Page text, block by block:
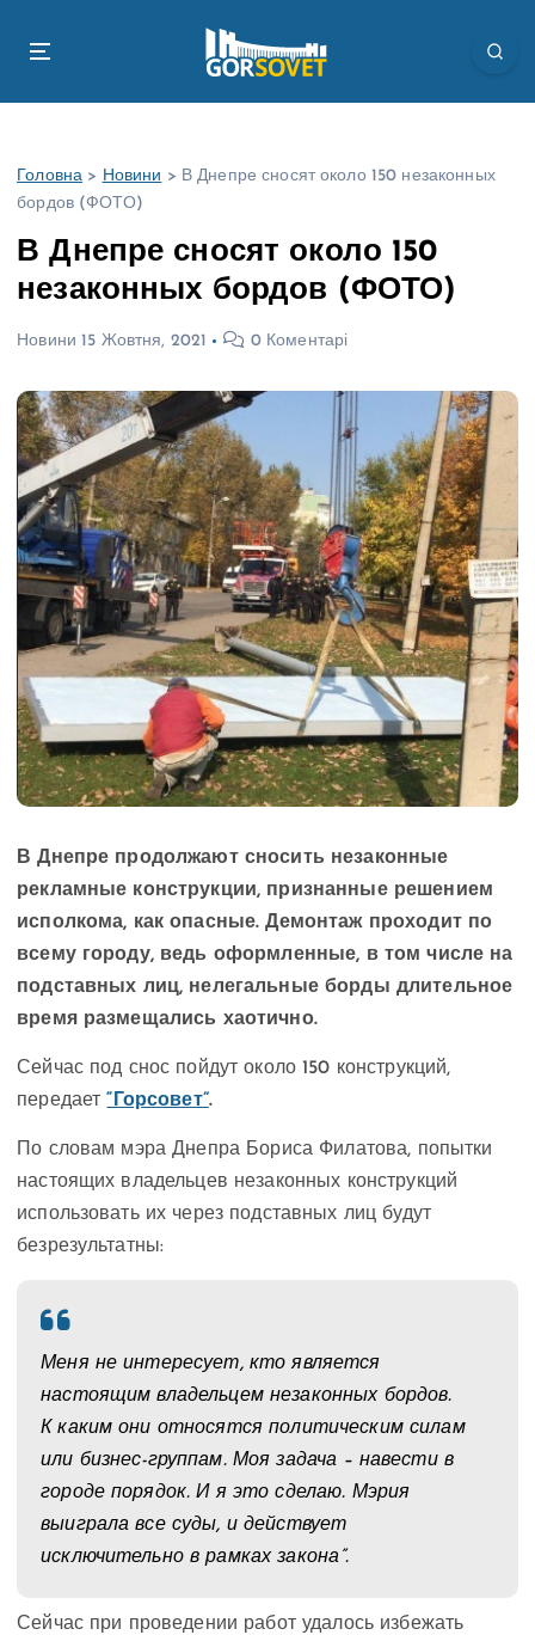
Головна > Новини > В Днепре сносят около 150 незаконных
бордов (ФОТО)
В Днепре сносят около 150
незаконных бордов (ФОТО)
Новини 15 Жовтня, 2021 0 Коментарі
В Днепре продолжают сносить незаконные
рекламные конструкции, признанные решением
исполкома, как опасные. Демонтаж проходит по
всему городу, ведь оформленные, в том числе на
подставных лиц, нелегальные борды длительное
время размещались хаотично.
Сейчас под снос пойдут около 150 конструкций,
передает “Горсовет”.
По словам мэра Днепра Бориса Филатова, попытки
настоящих владельцев незаконных конструкций
использовать их через подставных лиц будут
безрезультатны:
Меня не интересует, кто является
настоящим владельцем незаконных бордов.
К каким они относятся политическим силам
или бизнес-группам. Моя задача – навести в
городе порядок. И я это сделаю. Мэрия
выиграла все суды, и действует
исключительно в рамках закона”.
Сейчас при проведении работ удалось избежать